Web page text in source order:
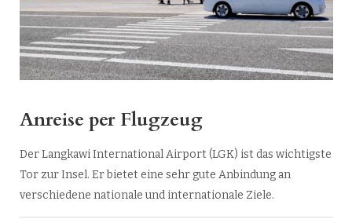
Anreise per Flugzeug
Der Langkawi International Airport (LGK) ist das wichtigste
Tor zur Insel. Er bietet eine sehr gute Anbindung an
verschiedene nationale und internationale Ziele.